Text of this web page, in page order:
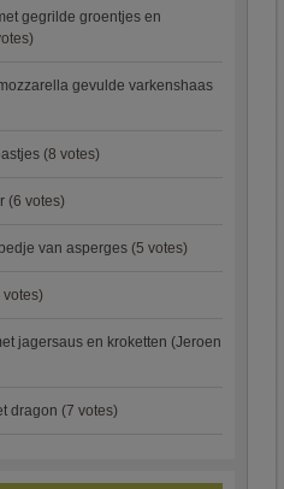
gegrilde groentjes en
gevulde varkenshaas
(8 votes)
(6 votes)
van asperges (5 votes)
votes)
jagersaus en kroketten (Jeroen
dragon (7 votes)